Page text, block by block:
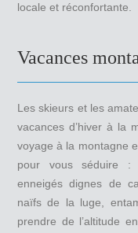
locale et réconfortante.
Vacances
Les skieurs et les
vacances d’hiver à la
voyage à la montagne
pour vous séduire :
enneigés dignes de
naïfs de la luge,
prendre de l’altitude